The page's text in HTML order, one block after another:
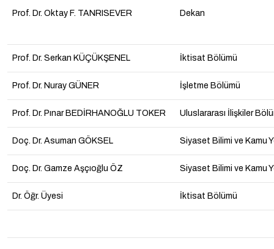
Prof. Dr. Oktay F. TANRISEVER Dekan
Prof. Dr. Serkan KÜÇÜKŞENEL İktisat Bölümü
Prof. Dr. Nuray GÜNER İşletme Bölümü
Prof. Dr. Pınar BEDİRHANOĞLU TOKER Uluslararası İlişkiler
Doç. Dr. Asuman GÖKSEL Siyaset Bilimi ve Kamu
Doç. Dr. Gamze Aşçıoğlu ÖZ Siyaset Bilimi ve Kamu
Dr. Öğr. Üyesi İktisat Bölümü